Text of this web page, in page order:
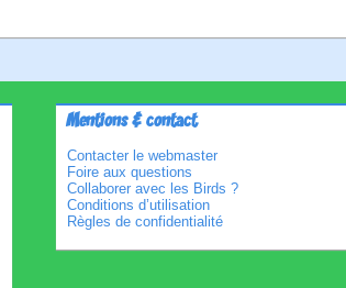
Mentions & contact
Contacter le webmaster
Foire aux questions
Collaborer avec les Birds ?
Conditions d’utilisation
Règles de confidentialité